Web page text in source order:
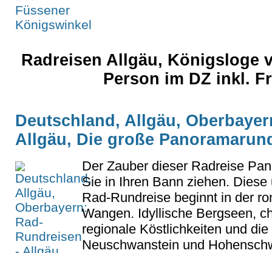
Radreisen Allgäu, Königsloge
Person im DZ inkl.
Deutschland, Allgäu,
Allgäu, Die große
Der Zauber dieser Radreise
Sie in Ihren Bann ziehen. Diese
Rad-Rundreise beginnt in der
Wangen. Idyllische Bergseen,
regionale Köstlichkeiten und
Neuschwanstein und